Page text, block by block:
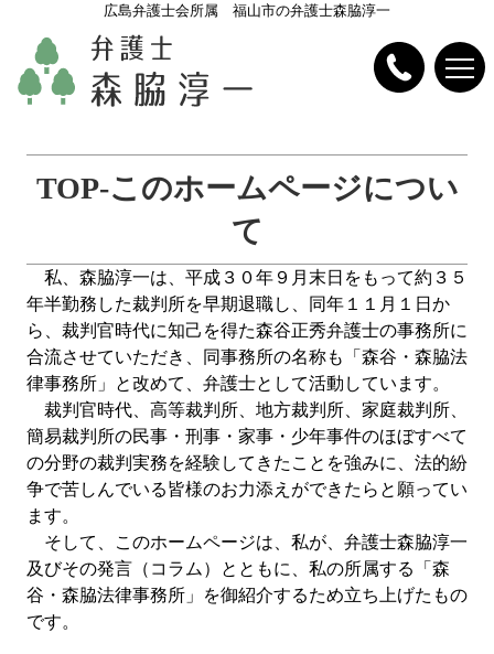
広島弁護士会所属 福山市の弁護士森脇淳一
TOP-このホームページについ
て
私、森脇淳一は、平成３０年９月末日をもって約３５
年半勤務した裁判所を早期退職し、同年１１月１日か
ら、裁判官時代に知己を得た森谷正秀弁護士の事務所に
合流させていただき、同事務所の名称も「森谷・森脇法
律事務所」と改めて、弁護士として活動しています。
裁判官時代、高等裁判所、地方裁判所、家庭裁判所、
簡易裁判所の民事・刑事・家事・少年事件のほぼすべて
の分野の裁判実務を経験してきたことを強みに、法的紛
争で苦しんでいる皆様のお力添えができたらと願ってい
ます。
そして、このホームページは、私が、弁護士森脇淳一
及びその発言（コラム）とともに、私の所属する「森
谷・森脇法律事務所」を御紹介するため立ち上げたもの
です。